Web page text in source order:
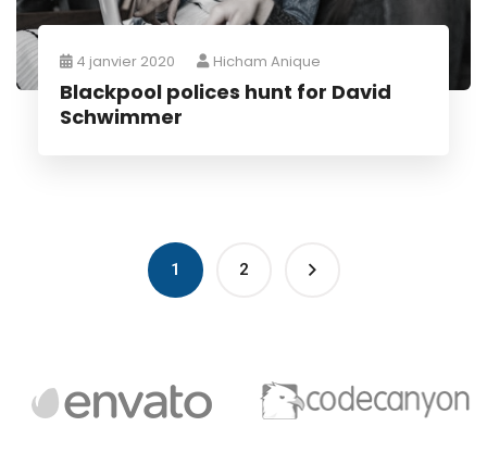
4 janvier 2020 Hicham Anique
Blackpool polices hunt for David
Schwimmer
1 2